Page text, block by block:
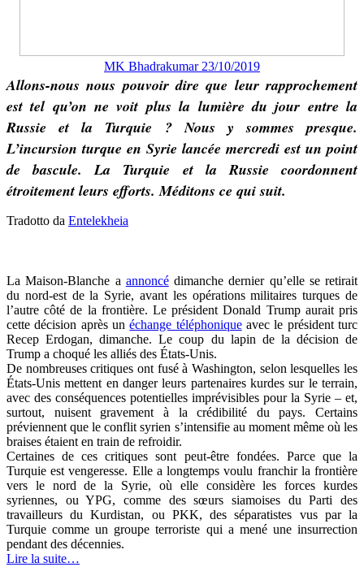
MK Bhadrakumar 23/10/2019
Allons-nous nous pouvoir dire que leur rapprochement
est tel qu’on ne voit plus la lumière du jour entre la
Russie et la Turquie ? Nous y sommes presque.
L’incursion turque en Syrie lancée mercredi est un point
de bascule. La Turquie et la Russie coordonnent
étroitement leurs efforts. Méditons ce qui suit.
Tradotto da Entelekheia
La Maison-Blanche a annoncédimanche dernier qu’elle se retirait
du nord-est de la Syrie, avant les opérations militaires turques de
l’autre côté de la frontière. Le président Donald Trump aurait pris
cette décision après unéchange téléphoniqueavec le président turc
Recep Erdogan, dimanche. Le coup du lapin de la décision de
Trump a choqué les alliés des États-Unis.
De nombreuses critiques ont fusé à Washington, selon lesquelles les
États-Unis mettent en danger leurs partenaires kurdes sur le terrain,
avec des conséquences potentielles imprévisibles pour la Syrie – et,
surtout, nuisent gravement à la crédibilité du pays. Certains
préviennent que le conflit syrien s’intensifie au moment même où les
braises étaient en train de refroidir.
Certaines de ces critiques sont peut-être fondées. Parce que la
Turquie est vengeresse. Elle a longtemps voulu franchir la frontière
vers le nord de la Syrie, où elle considère les forces kurdes
syriennes, ou YPG, comme des sœurs siamoises du Parti des
travailleurs du Kurdistan, ou PKK, des séparatistes vus par la
Turquie comme un groupe terroriste qui a mené une insurrection
pendant des décennies.
Lire la suite…